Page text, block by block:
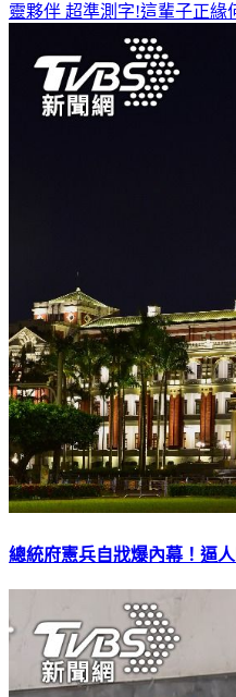
靈夥伴 超準測字!這輩子正緣
總統府憲兵自戕爆內幕！逼